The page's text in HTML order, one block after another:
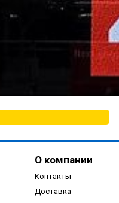
О компании
Контакты
Доставка